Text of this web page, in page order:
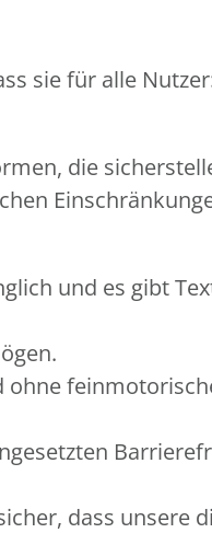
sie für alle
die
und es gibt
dass unsere